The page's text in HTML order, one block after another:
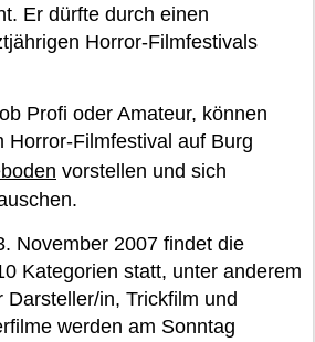
Er dürfte durch einen
Horror-Filmfestivals
Profi oder Amateur, können
Horror-Filmfestival auf Burg
vorstellen und sich
November 2007 findet die
Kategorien statt, unter anderem
in, Trickfilm und
werden am Sonntag